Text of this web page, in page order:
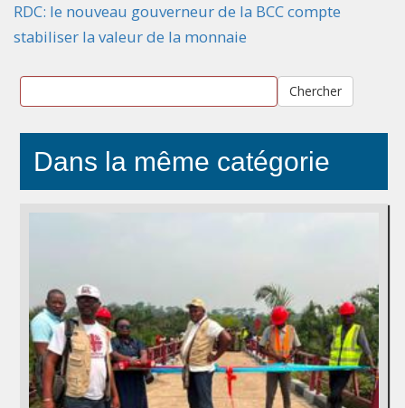
RDC: le nouveau gouverneur de la BCC compte
stabiliser la valeur de la monnaie
Chercher
Dans la même catégorie